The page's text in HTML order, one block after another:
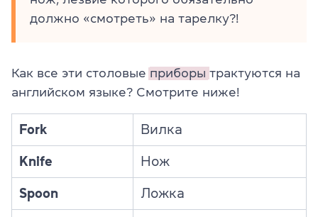
должно «смотреть» на тарелку?!
Как все эти столовые приборы трактуются на
английском языке? Смотрите ниже!
Fork Вилка
Knife Нож
Spoon Ложка